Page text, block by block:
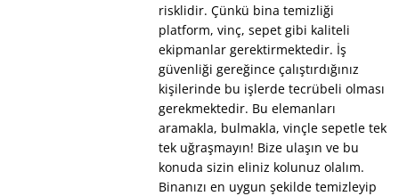
risklidir. Çünkü bina temizliği
platform, vinç, sepet gibi kaliteli
ekipmanlar gerektirmektedir. İş
güvenliği gereğince çalıştırdığınız
kişilerinde bu işlerde tecrübeli olması
gerekmektedir. Bu elemanları
aramakla, bulmakla, vinçle sepetle tek
tek uğraşmayın! Bize ulaşın ve bu
konuda sizin eliniz kolunuz olalım.
Binanızı en uygun şekilde temizleyip